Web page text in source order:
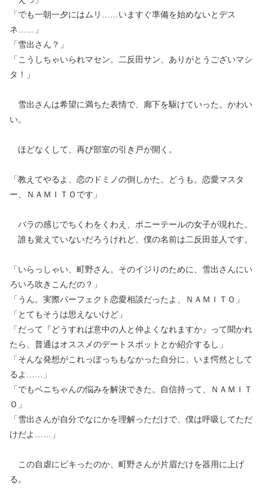
「でも一朝一夕にはムリ……いますぐ準備を始めないとデス
ネ……」
「雪出さん？」
「こうしちゃいられマセン。二反田サン、ありがとうございマシ
タ！」
雪出さんは希望に満ちた表情で、廊下を駆けていった。かわい
い。
ほどなくして、再び部室の引き戸が開く。
「教えてやるよ、恋のドミノの倒しかた。どうも。恋愛マスタ
ー、ＮＡＭＩＴＯです」
バラの感じでちくわをくわえ、ポニーテールの女子が現れた。
誰も覚えていないだろうけれど、僕の名前は二反田並人です。
「いらっしゃい、町野さん。そのイジりのために、雪出さんにい
ろいろ吹きこんだの？」
「うん。実際パーフェクト恋愛相談だったよ、ＮＡＭＩＴＯ」
「とてもそうは思えないけど」
「だって『どうすれば意中の人と仲よくなれますか』って聞かれ
たら、普通はオススメのデートスポットとか紹介するし」
「そんな発想がこれっぽっちもなかった自分に、いま愕然として
るよ……」
「でもベニちゃんの悩みを解決できた。自信持って、ＮＡＭＩＴ
Ｏ」
「雪出さんが自分でなにかを理解っただけで、僕は呼吸してただ
けだよ……」
この自虐にピキったのか、町野さんが片眉だけを器用に上げ
る。